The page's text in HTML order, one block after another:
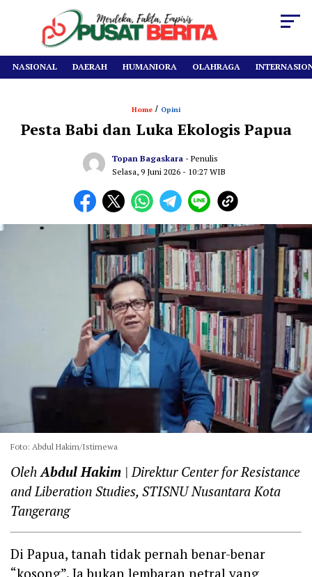
NASIONAL DAERAH HUMANIORA OLAHRAGA
Home / Opini
Pesta Babi dan Luka Ekologis Papua
Topan Bagaskara - Penulis
Selasa, 9 Juni 2026 - 10:27 WIB
Foto: Abdul Hakim/Istimewa
Oleh Abdul Hakim | Direktur Center for Resistance
and Liberation Studies, STISNU Nusantara Kota
Tangerang
Di Papua, tanah tidak pernah benar-benar
“kosong”. Ia bukan lembaran netral yang